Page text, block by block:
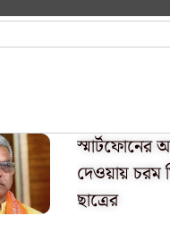
স্মার্টফোনের
দেওয়ায় চরম
ছাত্রের